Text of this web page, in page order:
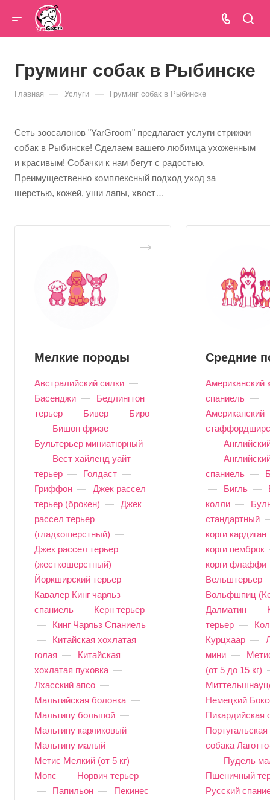
Груминг собак в Рыбинске
Главная — Услуги — Груминг собак в Рыбинске
Сеть зоосалонов "YarGroom" предлагает услуги стрижки
собак в Рыбинске! Сделаем вашего любимца ухоженным
и красивым! Собачки к нам бегут с радостью.
Преимущественно комплексный подход уход за
шерстью, кожей, уши лапы, хвост…
Мелкие породы
Австралийский силки —
Басенджи —
Бедлингтон
терьер — Бивер —
Биро
—
Бишон фризе —
Бультерьер миниатюрный
—
Вест хайленд уайт
терьер — Голдаст —
Гриффон —
Джек рассел
терьер (брокен) —
Джек
рассел терьер
(гладкошерстный) —
Джек рассел терьер
(жесткошерстный) —
Йоркширский терьер —
Кавалер Кинг чарльз
спаниель —
Керн терьер
—
Кинг Чарльз Спаниель
—
Китайская хохлатая
голая —
Китайская
хохлатая пуховка —
Лхасский апсо —
Мальтийская болонка —
Мальтипу большой —
Мальтипу карликовый —
Мальтипу малый —
Метис Мелкий (от 5 кг) —
Мопс —
Норвич терьер
—
Папильон —
Пекинес
Средние
Американский
спаниель —
Американский
—
—
спаниель —
—
Бигль —
колли —
стандартный
корги кардиган
корги пемброк
корги флаффи
Вельштерьер
Вольфшпиц
Далматин —
терьер —
Курцхаар —
мини —
(от 5 до 15 кг)
Немецкий
Пикардийская
собака
—
Пудель
Пшеничный
Русский